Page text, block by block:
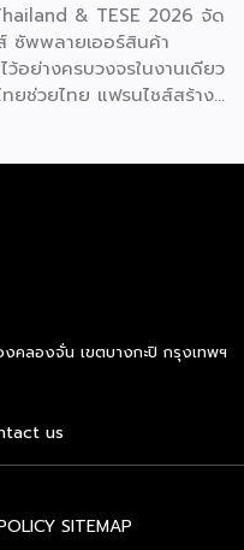
& TESE 2026 จัด
ซัพพลายเออร์สินค้า
อย่างครบวงจรในงานเดียว
ยช่วยไทย แฟรนไชส์สร้าง
รมเจรจาจับคู่ธุรกิจทั้งใน
างวันที่ 6-9 สิงหาคมนี้ ที่
งาน ” Franchise Expo
Selection Expo
คลองจั่น เขตบางกะปิ กรุงเทพฯ
us
SITEMAP